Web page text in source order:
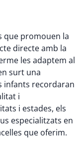
que promouen la
directe amb la
les adaptem al
surt una
infants recordaran
i
i estades, els
especialitzats en
que oferim.